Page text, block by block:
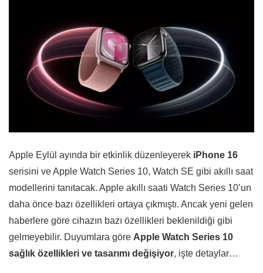
Apple Eylül ayında bir etkinlik düzenleyerek iPhone 16
serisini ve Apple Watch Series 10, Watch SE gibi akıllı saat
modellerini tanıtacak. Apple akıllı saati Watch Series 10’un
daha önce bazı özellikleri ortaya çıkmıştı. Ancak yeni gelen
haberlere göre cihazın bazı özellikleri beklenildiği gibi
gelmeyebilir. Duyumlara göre Apple Watch Series 10
sağlık özellikleri ve tasarımı değişiyor, işte detaylar…